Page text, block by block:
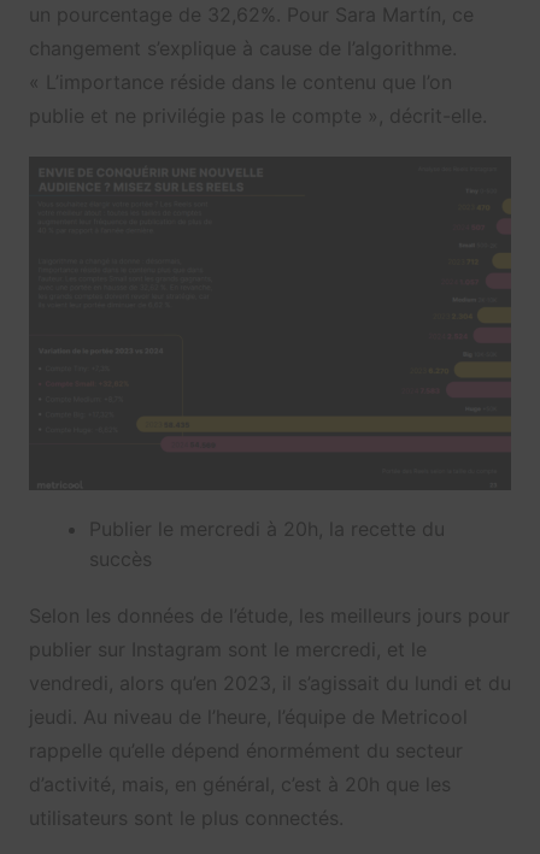
un pourcentage de 32,62%. Pour Sara Martín, ce
changement s’explique à cause de l’algorithme.
« L’importance réside dans le contenu que l’on
publie et ne privilégie pas le compte », décrit-elle.
Publier le mercredi à 20h, la recette du
succès
Selon les données de l’étude, les meilleurs jours pour
publier sur Instagram sont le mercredi, et le
vendredi, alors qu’en 2023, il s’agissait du lundi et du
jeudi. Au niveau de l’heure, l’équipe de Metricool
rappelle qu’elle dépend énormément du secteur
d’activité, mais, en général, c’est à 20h que les
utilisateurs sont le plus connectés.